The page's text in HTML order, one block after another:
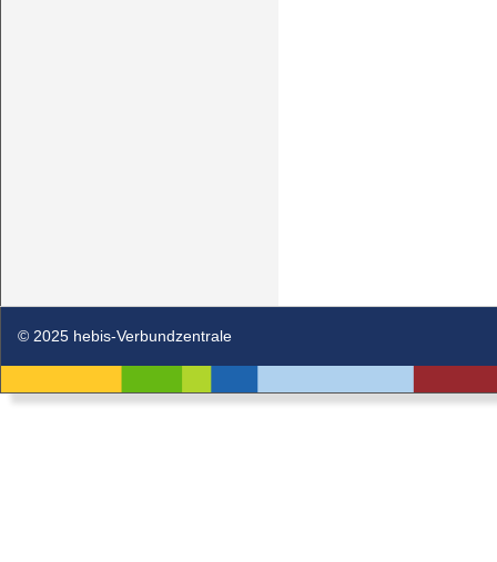
© 2025 hebis-Verbundzentrale